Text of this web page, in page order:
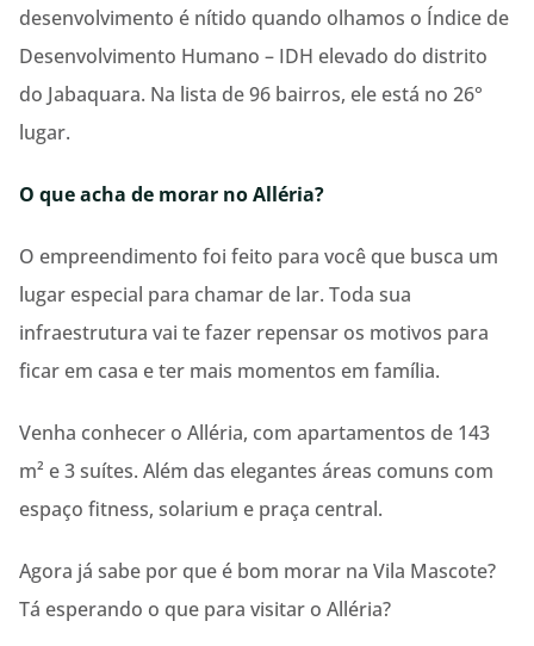
desenvolvimento é nítido quando olhamos o Índice de
Desenvolvimento Humano – IDH elevado do distrito
do Jabaquara. Na lista de 96 bairros, ele está no 26°
lugar.
O que acha de morar no Alléria?
O empreendimento foi feito para você que busca um
lugar especial para chamar de lar. Toda sua
infraestrutura vai te fazer repensar os motivos para
ficar em casa e ter mais momentos em família.
Venha conhecer o Alléria, com apartamentos de 143
m² e 3 suítes. Além das elegantes áreas comuns com
espaço fitness, solarium e praça central.
Agora já sabe por que é bom morar na Vila Mascote?
Tá esperando o que para visitar o Alléria?